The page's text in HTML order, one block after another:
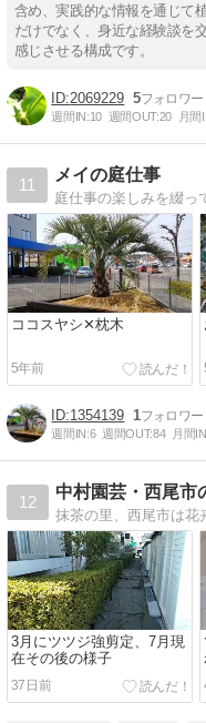
含め、実践的な情報を通じて
だけでなく、身近な経験談を
感じさせる構成です。
2069229 5
週間IN:10 週間OUT:20 月間
11
メイの庭仕事
ココスヤシ✕枕木
5年前
1354139 1
週間IN:6 週間OUT:84 月間
12
中村園芸・西尾市
3月にツツジ強剪定、7月現
在その後の様子
37日前